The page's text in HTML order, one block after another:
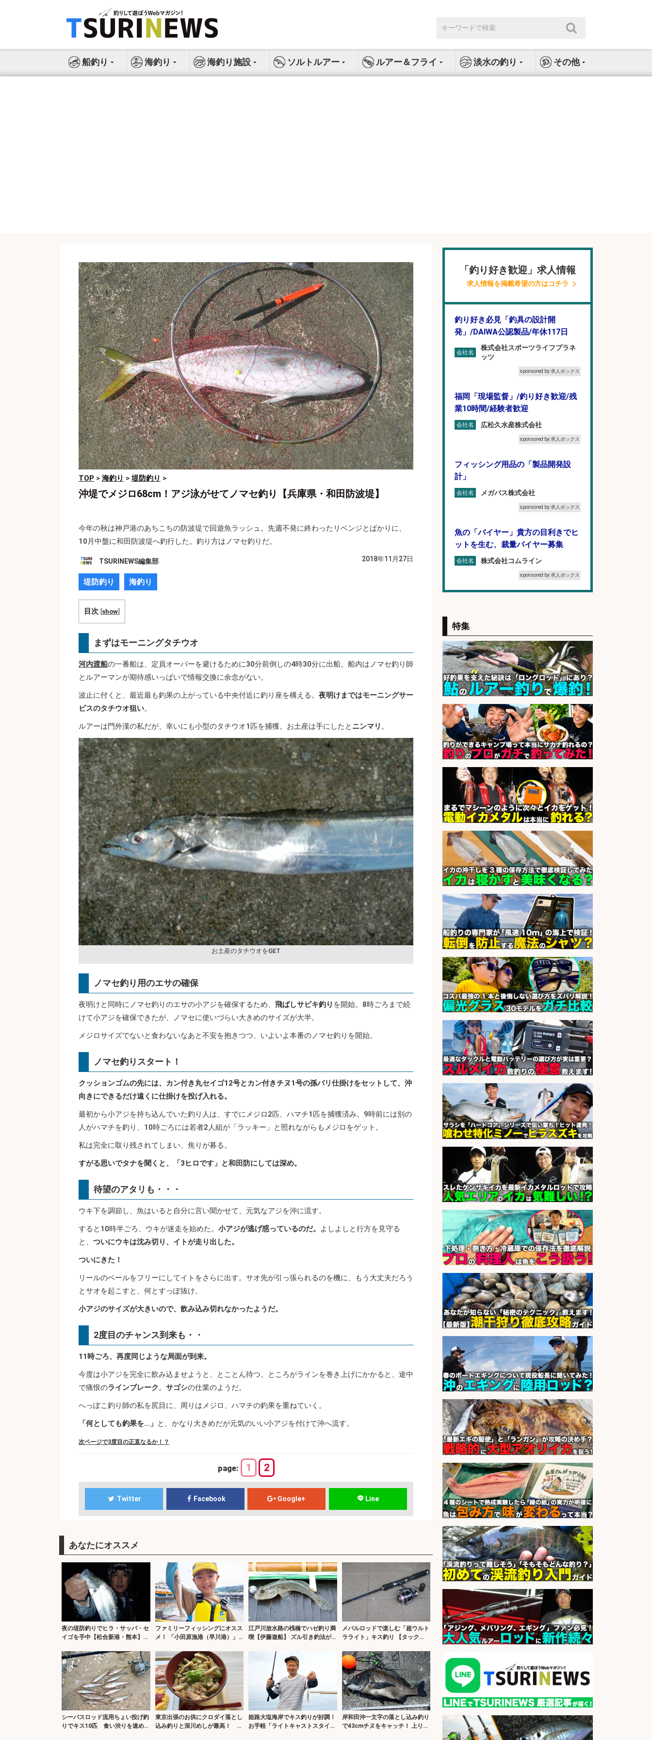
ス
索:
船釣り 海釣り 海釣り施設 ソルトルアー ルアー＆フライ 淡水の釣り その他
TOP > 海釣り >堤防釣り >
沖堤でメジロ68cm！アジ泳がせてノマセ釣り【兵庫県・和田防波堤】
今年の秋は神戸港のあちこちの防波堤で回遊魚ラッシュ。先週不発に終わったリベンジとばかりに、
10月中盤に和田防波堤へ釣行した。釣り方はノマセ釣りだ。
TSURINEWS編集部 2018年11月27日
堤防釣り 海釣り
目次 [show]
まずはモーニングタチウオ
河内渡船の一番船は、定員オーバーを避けるために30分前倒しの4時30分に出船。船内はノマセ釣り師
とルアーマンが期待感いっぱいで情報交換に余念がない。
波止に付くと、最近最も釣果の上がっている中央付近に釣り座を構える。 夜明けまではモーニングサー
ビスのタチウオ狙い。
ルアーは門外漢の私だが、幸いにも小型のタチウオ1匹を捕獲。お土産は手にしたと ニンマリ 。
お土産のタチウオをGET
ノマセ釣り用のエサの確保
夜明けと同時にノマセ釣りのエサの小アジを確保するため、 飛ばしサビキ釣り を開始。8時ごろまで続
けて小アジを確保できたが、ノマセに使いづらい大きめのサイズが大半。
メジロサイズでないと食わないなあと不安を抱きつつ、いよいよ本番のノマセ釣りを開始。
ノマセ釣りスタート！
クッションゴムの先には、カン付き丸セイゴ12号とカン付きチヌ1号の孫バリ仕掛けをセットして、沖
向きにできるだけ遠くに仕掛けを投げ入れる。
最初から小アジを持ち込んでいた釣り人は、すでにメジロ2匹、ハマチ1匹を捕獲済み。9時前には別の
人がハマチを釣り、10時ごろには若者2人組が「ラッキー」と照れながらもメジロをゲット。
私は完全に取り残されてしまい、焦りが募る。
すがる思いでタナを聞くと、「3ヒロです」と和田防にしては深め。
待望のアタリも・・・
ウキ下を調節し、魚はいると自分に言い聞かせて、元気なアジを沖に流す。
すると10時半ごろ、ウキが迷走を始めた。 小アジが逃げ惑っているのだ。
よしよしと行方を見守る
と、 ついにウキは沈み切り、イトが走り出した。
ついにきた！
リールのベールをフリーにしてイトをさらに出す。サオ先が引っ張られるのを機に、もう大丈夫だろう
とサオを起こすと、何とすっぽ抜け。
小アジのサイズが大きいので、飲み込み切れなかったようだ。
2度目のチャンス到来も・・
11時ごろ、再度同じような局面が到来。
今度は小アジを完全に飲み込ませようと、とことん待つ。ところがラインを巻き上げにかかると、途中
で痛恨のラインブレーク。 サゴシの仕業のようだ。
へっぽこ釣り師の私を尻目に、周りはメジロ、ハマチの釣果を重ねていく。
「何としても釣果を…」 と、かなり大きめだが元気のいい小アジを付けて沖へ流す。
次ページで3度目の正直なるか！？
page: 1 2
Twitter Facebook Google+ Line
あなたにオススメ
夜の堤防釣りでヒラ・サッパ・セ
イゴを手中【松合新港・熊本】サ
ファミリーフィッシングにオスス
メ！ 「小田原漁港（早川港）」
江戸川放水路の桟橋でハゼ釣り満
喫【伊藤遊船】 ズル引き釣法が
メバルロッドで楽しむ「超ウルト
ラライト」キス釣り 【タック
シーバスロッド流用ちょい投げ釣
りでキス10匹 食い渋りを速めの
東京出張のお供にクロダイ落とし
込み釣りと深川めしが最高！ 運
姫路大塩海岸でキス釣りが好調！
お手軽「ライトキャストスタイ
岸和田沖一文字の落とし込み釣り
で43cmチヌをキャッチ！ 上り潮
「釣り好き歓迎」求人情報
求人情報を掲載希望の方はコチラ
釣り好き必見「釣具の設計開
発」/DAIWA公認製品/年休117日
会社名
株式会社スポーツライフプラネ
ッツ
sponsored by 求人ボックス
福岡「現場監督」/釣り好き歓迎/残
業10時間/経験者歓迎
会社名 広松久水産株式会社
sponsored by 求人ボックス
フィッシング用品の「製品開発設
計」
会社名 メガバス株式会社
sponsored by 求人ボックス
魚の「バイヤー」貴方の目利きでヒ
ットを生む、裁量バイヤー募集
会社名 株式会社コムライン
sponsored by 求人ボックス
ッフ/志布志市/「時給1,150円〜」/
未経験歓迎×残業少なめ×車通勤OK/
鹿児島県
会社名 株式会社ホットスタッフ鹿児島
sponsored by 求人ボックス
釣り具のリールやペダルの製造/福
井県あわら市
会社名 株式会社UPP
sponsored by 求人ボックス
日払いOKで即日収入/ライン作業員/
「堺市堺区」 未経験歓迎/入社祝金
10万円/堺市堺区の工場で自転車部
品や釣り具の組立/日払いOK&土日
祝休みで年間休日126日
会社名
パーソルファクトリーパートナ
ーズ株式会社
sponsored by 求人ボックス
精肉・青果・鮮魚販売/「志布志
市」「時給1,150円〜」志布志市周
辺でお魚のカットや商品の陳列スタ
ッフ/未経験歓迎×残業少なめ×車通
勤OK/鹿児島県/志布志市
会社名 株式会社ホットスタッフ鹿児島
sponsored by 求人ボックス
日払いOKで即日収入/販売スタッフ/
「調理なし・軽作業スタート」お魚
のパック詰め&品出し/週4日から勤
務OK/希望休が取得できる/広島県
会社名 株式会社ホットスタッフ五日市
sponsored by 求人ボックス
日払いOKで即日収入/製造スタッフ/
「広島市佐伯区」給与日払い可!「時
給1,200円」広島市佐伯区でお魚の
パック詰めや品出し業務/残業少な
め×週4日〜OK×車通勤OK/広島県/広
会社名 株式会社ホットスタッフ五日市
sponsored by 求人ボックス
さらに求人情報を見る
特集